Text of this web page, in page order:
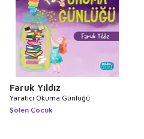
Faruk Yıldız
Yaratıcı Okuma Günlüğü
Şölen Çocuk